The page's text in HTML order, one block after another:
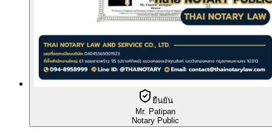
ยืนยัน
Mr. Patipan
Notary Public